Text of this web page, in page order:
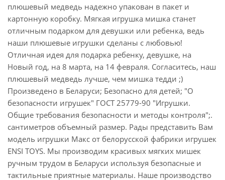
плюшевый медведь надежно упакован в пакет и
картонную коробку. Мягкая игрушка мишка станет
отличным подарком для девушки или ребенка, ведь
наши плюшевые игрушки сделаны с любовью!
Отличная идея для подарка ребенку, девушке, на
Новый год, на 8 марта, на 14 февраля. Согласитесь, наш
плюшевый медведь лучше, чем мишка тедди ;)
Произведено в Беларуси; Безопасно для детей; "О
безопасности игрушек" ГОСТ 25779-90 "Игрушки.
Общие требования безопасности и методы контроля";.
сантиметров объемный размер. Рады представить Вам
модель игрушки Макс от белорусской фабрики игрушек
ENSI TOYS. Мы производим красивых мягких мишек
ручным трудом в Беларуси используя безопасные и
тактильные приятные материалы. Наше производство